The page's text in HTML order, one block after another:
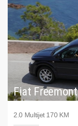
Fiat Freemont
2.0 Multijet 170 KM